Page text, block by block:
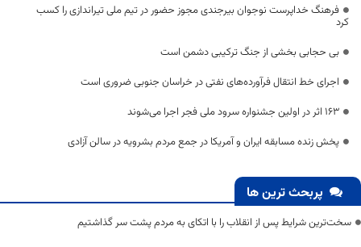
فرهنگ خداپرست نوجوان بیرجندی مجوز حضور در تیم ملی تیراندازی را کسب
کرد
بی حجابی بخشی از جنگ ترکیبی دشمن است
اجرای خط انتقال فرآورده‌های نفتی در خراسان جنوبی ضروری است
۱۶۳ اثر در اولین جشنواره سرود ملی فجر اجرا می‌شوند
پخش زنده مسابقه ایران و آمریکا در جمع مردم بشرویه در سالن آزادی
پربحث ترین ها
سخت‌ترین شرایط پس از انقلاب را با اتکای به مردم پشت سر گذاشتیم